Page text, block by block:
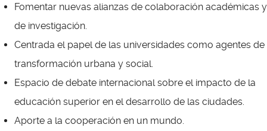
Fomentar nuevas alianzas de colaboración académicas y
de investigación.
Centrada el papel de las universidades como agentes de
transformación urbana y social.
Espacio de debate internacional sobre el impacto de la
educación superior en el desarrollo de las ciudades.
Aporte a la cooperación en un mundo.